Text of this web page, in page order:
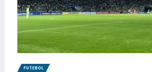
FUTEBOL